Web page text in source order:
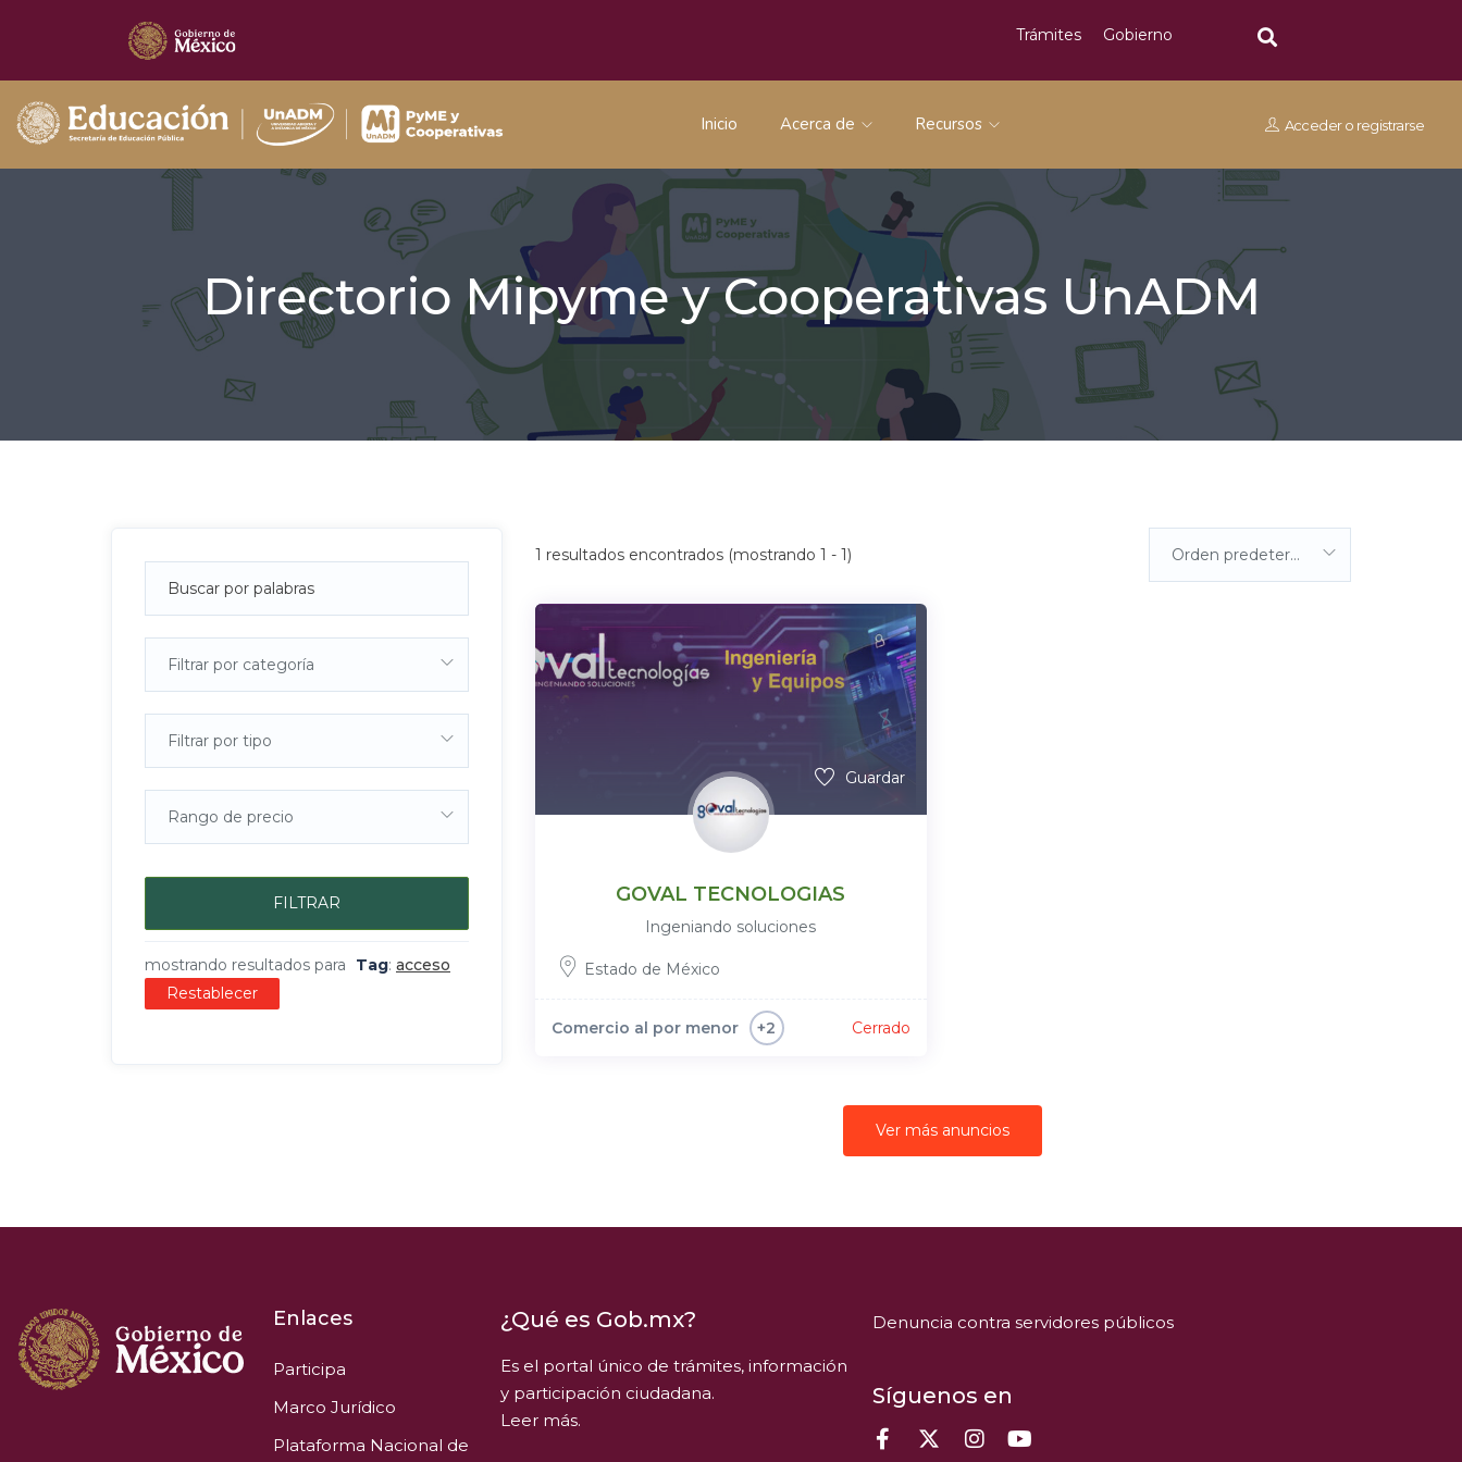
Trámites Gobierno
Inicio Acerca de Recursos Acceder o registrarse
Directorio Mipyme y Cooperativas UnADM
Filtrar por categoría
Filtrar por tipo
Rango de precio
FILTRAR
mostrando resultados para Tag: acceso
Restablecer
1 resultados encontrados (mostrando 1 - 1) Orden predeterminada
Guardar
GOVAL TECNOLOGIAS
Ingeniando soluciones
Estado de México
Comercio al por menor +2 Cerrado
Ver más anuncios
Enlaces
Participa
Marco Jurídico
Plataforma Nacional de
¿Qué es Gob.mx?
Es el portal único de trámites, información
y participación ciudadana.
Leer más.
Denuncia contra servidores públicos
Síguenos en